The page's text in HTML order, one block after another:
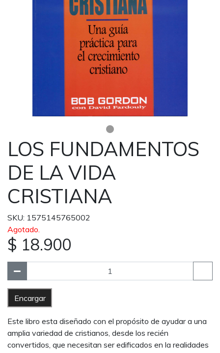
LOS FUNDAMENTOS
DE LA VIDA
CRISTIANA
SKU: 1575145765002
Agotado.
$ 18.900
Encargar
Este libro esta diseñado con el propósito de ayudar a una
amplia variedad de cristianos, desde los recién
convertidos, que necesitan ser edificados en la realidades